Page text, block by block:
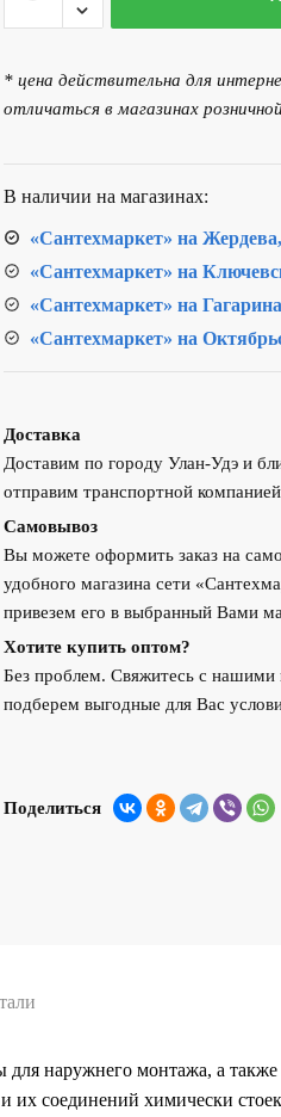
Отвод
наружный
* цена действительна для
отличаться в магазинах
В наличии на магазинах:
«Сантехмаркет» на
«Сантехмаркет» на
«Сантехмаркет» на
«Сантехмаркет» на
Доставка
Доставим по городу Улан-Удэ и
отправим транспортной
Самовывоз
Вы можете оформить заказ на
удобного магазина сети
привезем его в выбранный Вами
Хотите купить оптом?
Без проблем. Свяжитесь с
подберем выгодные для Вас
Поделиться
наружнего монтажа, а также
соединений химически